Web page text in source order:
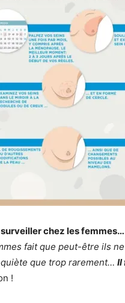
chez les
fait que peut-être ils
que trop rarement… Il
!